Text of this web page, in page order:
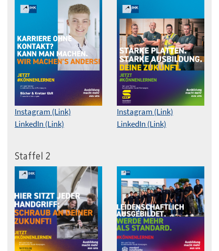
Instagram (Link)
LinkedIn (Link)
Instagram (Link)
LinkedIn (Link)
Staffel 2